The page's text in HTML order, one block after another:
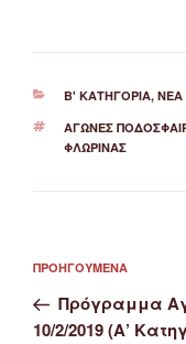
ΚΑΤΗΓΟΡΊΕΣ
Β' ΚΑΤΗΓΟΡΊΑ, ΝΈΑ
ΕΤΙΚΈΤΕΣ
ΑΓΏΝΕΣ
ΦΛΏΡΙΝΑΣ
άρθρων
Προηγούμενο
άρθρο
ΠΡΟΗΓΟΎΜΕΝΑ
Πρόγραμμα
10/2/2019 (Α’